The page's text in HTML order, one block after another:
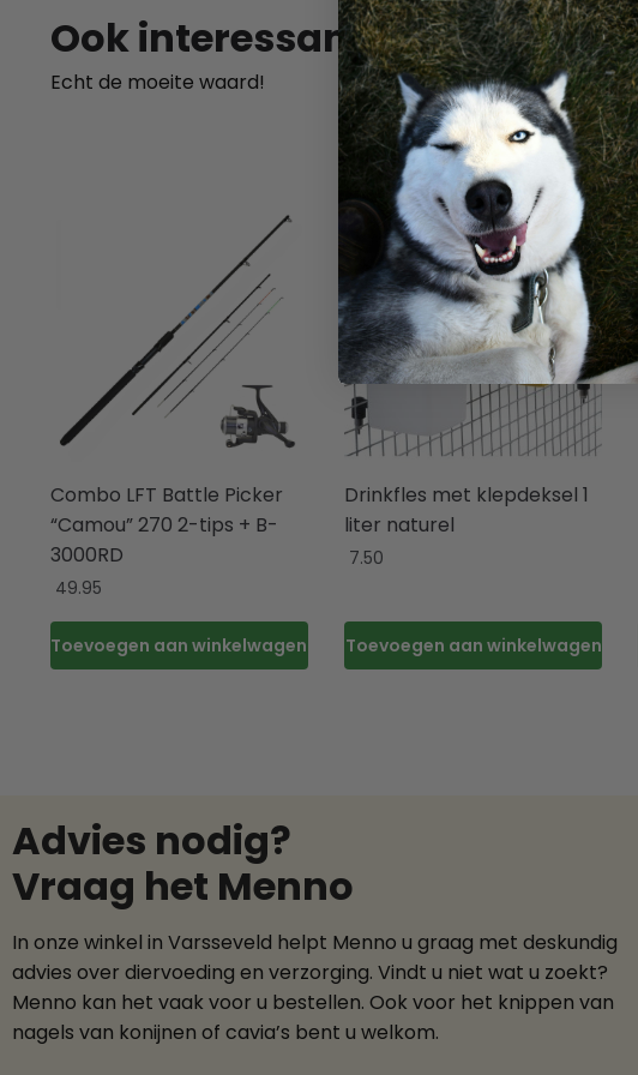
Ook interessant
Echt de moeite waard!
Combo LFT Battle Picker
“Camou” 270 2-tips + B-
3000RD
49.95
Toevoegen aan winkelwagen
Drinkfles met klepdeksel 1
liter naturel
7.50
Toevoegen aan winkelwagen
Advies nodig?
Vraag het Menno
In onze winkel in Varsseveld helpt Menno u graag met deskundig
advies over diervoeding en verzorging. Vindt u niet wat u zoekt?
Menno kan het vaak voor u bestellen. Ook voor het knippen van
nagels van konijnen of cavia’s bent u welkom.